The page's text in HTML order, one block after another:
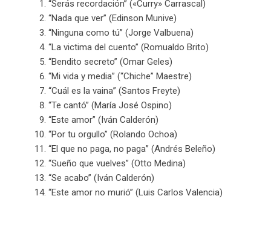
“Serás recordación” («Curry» Carrascal)
“Nada que ver” (Edinson Munive)
“Ninguna como tú” (Jorge Valbuena)
“La victima del cuento” (Romualdo Brito)
“Bendito secreto” (Omar Geles)
“Mi vida y media” (“Chiche” Maestre)
“Cuál es la vaina” (Santos Freyte)
“Te cantó” (María José Ospino)
“Este amor” (Iván Calderón)
“Por tu orgullo” (Rolando Ochoa)
“El que no paga, no paga” (Andrés Beleño)
“Sueño que vuelves” (Otto Medina)
“Se acabo” (Iván Calderón)
“Este amor no murió” (Luis Carlos Valencia)